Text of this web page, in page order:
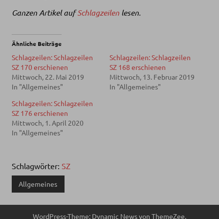
Ganzen Artikel aufSchlagzeilen lesen.
Ähnliche Beiträge
Schlagzeilen: Schlagzeilen
SZ 170 erschienen
Mittwoch, 22. Mai 2019
In "Allgemeines"
Schlagzeilen: Schlagzeilen
SZ 168 erschienen
Mittwoch, 13. Februar 2019
In "Allgemeines"
Schlagzeilen: Schlagzeilen
SZ 176 erschienen
Mittwoch, 1. April 2020
In "Allgemeines"
Schlagwörter: SZ
Allgemeines
WordPress-Theme: Dynamic News von ThemeZee.